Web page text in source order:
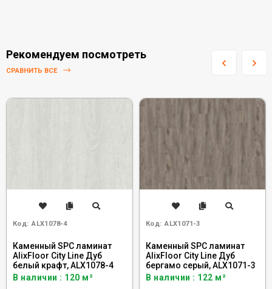
Рекомендуем посмотреть
СРАВНИТЬ ВСЕ
Код: ALX1078-4
Каменный SPC ламинат
AlixFloor City Line Дуб
белый крафт, ALX1078-4
В наличии : 120 м²
Код: ALX1071-3
Каменный SPC ламинат
AlixFloor City Line Дуб
бергамо серый, ALX1071-3
В наличии : 122 м²